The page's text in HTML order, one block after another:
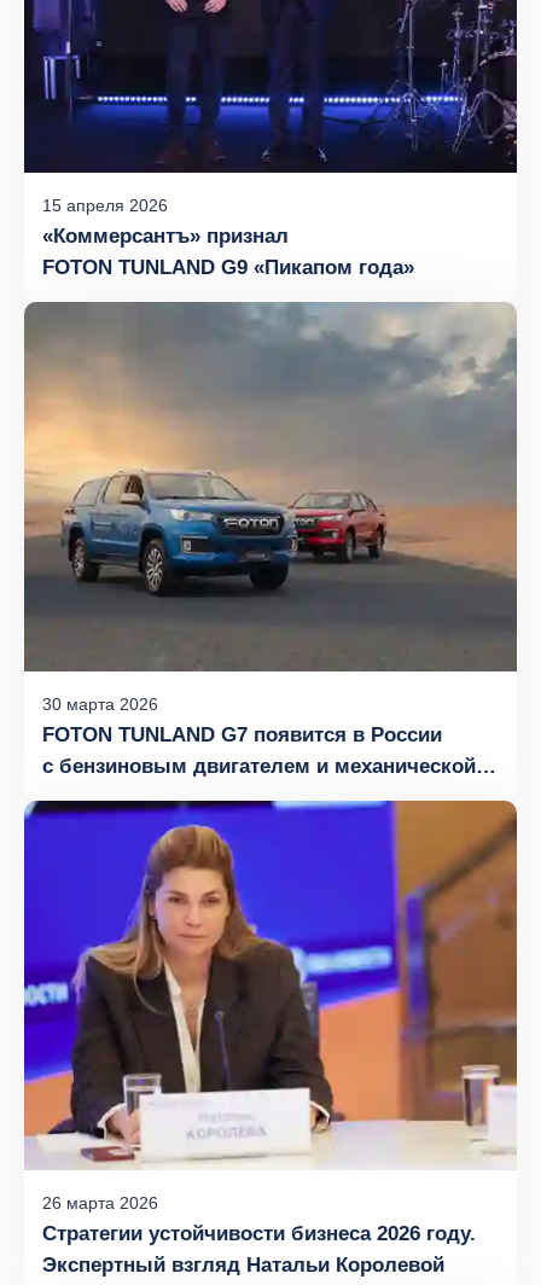
15 апреля 2026
«Коммерсантъ» признал
FOTON TUNLAND G9 «Пикапом года»
30 марта 2026
FOTON TUNLAND G7 появится в России
с бензиновым двигателем и механической
коробкой передач
26 марта 2026
Стратегии устойчивости бизнеса 2026 году.
Экспертный взгляд Натальи Королевой